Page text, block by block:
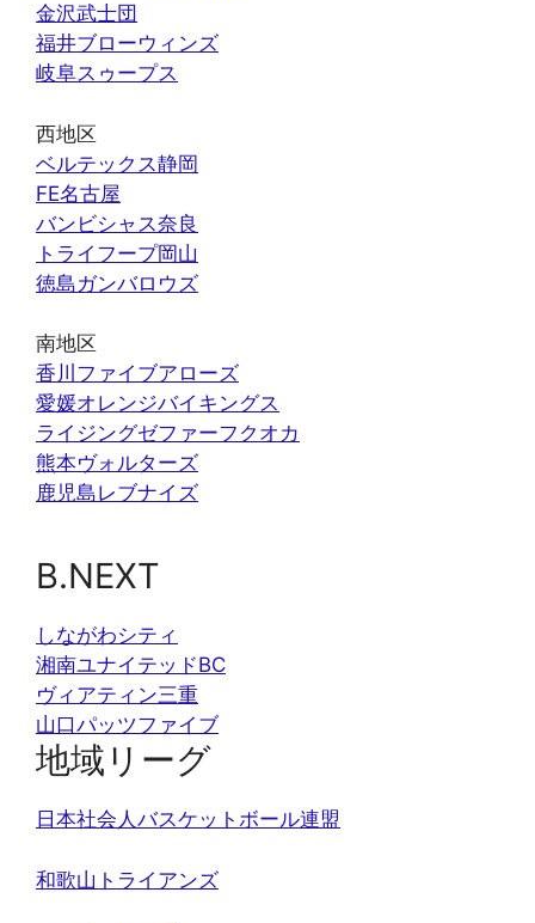
金沢武士団
福井ブローウィンズ
岐阜スゥープス
西地区
ベルテックス静岡
FE名古屋
バンビシャス奈良
トライフープ岡山
徳島ガンバロウズ
南地区
香川ファイブアローズ
愛媛オレンジバイキングス
ライジングゼファーフクオカ
熊本ヴォルターズ
鹿児島レブナイズ
B.NEXT
しながわシティ
湘南ユナイテッドBC
ヴィアティン三重
山口パッツファイブ
地域リーグ
日本社会人バスケットボール連盟
和歌山トライアンズ